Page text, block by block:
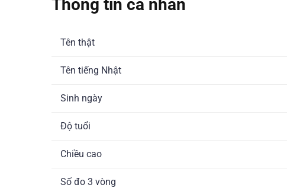
Thông tin cá nhân
Tên thật
Tên tiếng Nhật
Sinh ngày
Độ tuổi
Chiều cao
Số đo 3 vòng